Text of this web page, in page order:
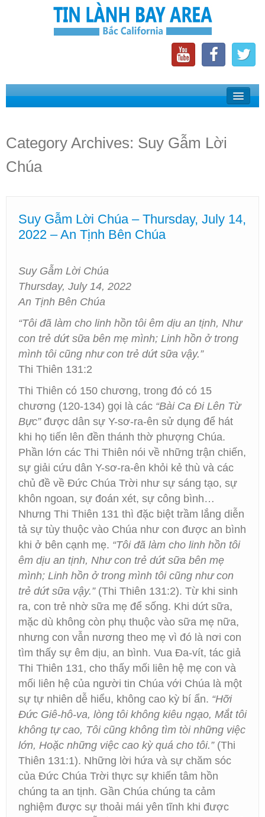
Home
Phát Thanh Tin Lành Bay Area
Các Hội Thánh Bắc California
Category Archives: Suy Gẫm Lời
Chúa
Suy Gẫm Lời Chúa – Thursday, July 14,
2022 – An Tịnh Bên Chúa
Suy Gẫm Lời Chúa
Thursday, July 14, 2022
An Tịnh Bên Chúa
“Tôi đã làm cho linh hồn tôi êm dịu an tịnh, Như
con trẻ dứt sữa bên mẹ mình; Linh hồn ở trong
mình tôi cũng như con trẻ dứt sữa vậy.”
Thi Thiên 131:2
Thi Thiên có 150 chương, trong đó có 15
chương (120-134) gọi là các “Bài Ca Đi Lên Từ
Bực” được dân sự Y-sơ-ra-ên sử dụng để hát
khi họ tiến lên đền thánh thờ phượng Chúa.
Phần lớn các Thi Thiên nói về những trận chiến,
sự giải cứu dân Y-sơ-ra-ên khỏi kẻ thù và các
chủ đề về Đức Chúa Trời như sự sáng tạo, sự
khôn ngoan, sự đoán xét, sự công bình…
Nhưng Thi Thiên 131 thì đặc biệt trầm lắng diễn
tả sự tùy thuộc vào Chúa như con được an bình
khi ở bên cạnh mẹ. “Tôi đã làm cho linh hồn tôi
êm dịu an tịnh, Như con trẻ dứt sữa bên mẹ
mình; Linh hồn ở trong mình tôi cũng như con
trẻ dứt sữa vậy.”(Thi Thiên 131:2). Từ khi sinh
ra, con trẻ nhờ sữa mẹ để sống. Khi dứt sữa,
mặc dù không còn phụ thuộc vào sữa mẹ nữa,
nhưng con vẫn nương theo mẹ vì đó là nơi con
tìm thấy sự êm dịu, an bình. Vua Đa-vít, tác giả
Thi Thiên 131, cho thấy mối liên hệ mẹ con và
mối liên hệ của người tin Chúa với Chúa là một
sự tự nhiên dễ hiểu, không cao kỳ bí ẩn. “Hỡi
Đức Giê-hô-va, lòng tôi không kiêu ngạo, Mắt tôi
không tự cao, Tôi cũng không tìm tòi những việc
lớn, Hoặc những việc cao kỳ quá cho tôi.”(Thi
Thiên 131:1). Những lời hứa và sự chăm sóc
của Đức Chúa Trời thực sự khiến tâm hồn
chúng ta an tịnh. Gần Chúa chúng ta cảm
nghiệm được sự thoải mái yên tĩnh khi được